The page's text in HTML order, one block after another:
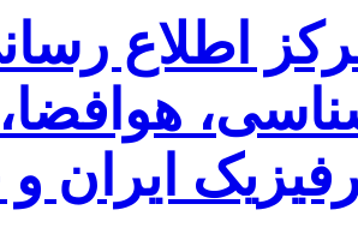
اطلاع
ایران و